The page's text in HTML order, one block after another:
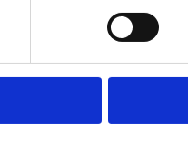
S-Östradiol kan
läkemedel eller
för män, eftersom